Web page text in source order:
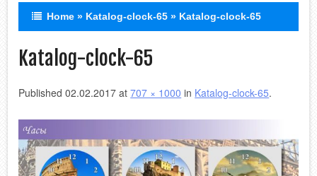
Пескоструй
УФ печать
ЛЭД зеркала
Стеклянный фартук
Обработка
Home » Katalog-clock-65 » Katalog-clock-65
Katalog-clock-65
Published02.02.2017 at707 × 1000 in Katalog-clock-65.